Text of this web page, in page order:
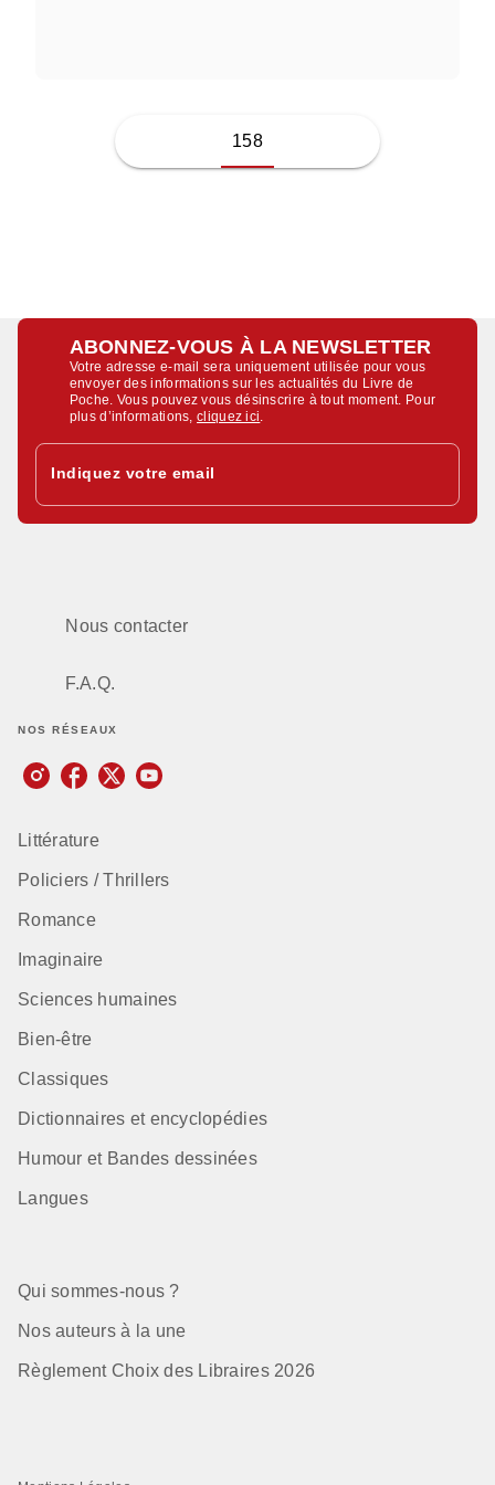
158
ABONNEZ-VOUS À LA NEWSLETTER
Votre adresse e-mail sera uniquement utilisée pour vous
envoyer des informations sur les actualités du Livre de
Poche. Vous pouvez vous désinscrire à tout moment. Pour
plus d’informations,cliquez ici
Indiquez votre email
Nous contacter
F.A.Q.
NOS RÉSEAUX
Littérature
Policiers / Thrillers
Romance
Imaginaire
Sciences humaines
Bien-être
Classiques
Dictionnaires et encyclopédies
Humour et Bandes dessinées
Langues
Qui sommes-nous ?
Nos auteurs à la une
Règlement Choix des Libraires 2026